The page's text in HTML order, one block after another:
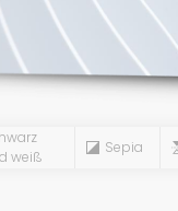
weiß
Sepia